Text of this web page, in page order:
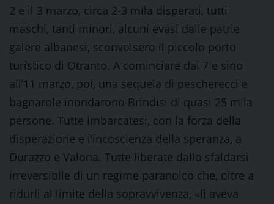
2 e il 3 marzo, circa 2-3 mila disperati, tutti
maschi, tanti minori, alcuni evasi dalle patrie
galere albanesi, sconvolsero il piccolo porto
turistico di Otranto. A cominciare dal 7 e sino
all’11 marzo, poi, una sequela di pescherecci e
bagnarole inondarono Brindisi di quasi 25 mila
persone. Tutte imbarcatesi, con la forza della
disperazione e l’incoscienza della speranza, a
Durazzo e Valona. Tutte liberate dallo sfaldarsi
irreversibile di un regime paranoico che, oltre a
ridurli al limite della sopravvivenza, «li aveva